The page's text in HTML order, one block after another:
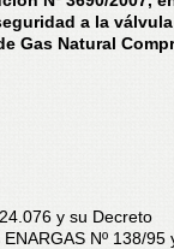
a la
Gas Natural
y su Decreto
Nº 138/95